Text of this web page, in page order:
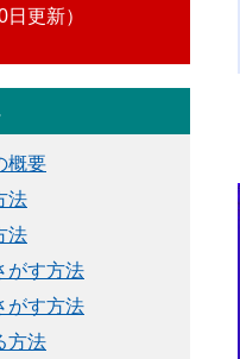
日更新
概要
法
法
がす方法
がす方法
方法